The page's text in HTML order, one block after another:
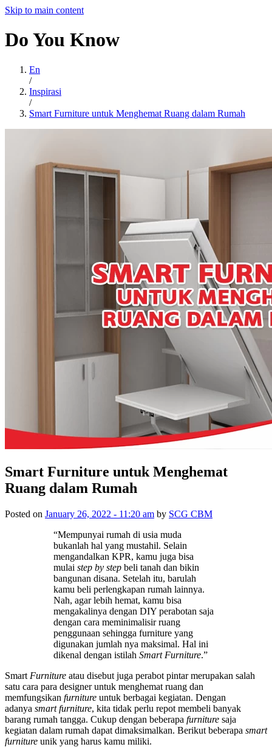
Skip to main content
Do You Know
En
/
Inspirasi
/
Smart Furniture untuk Menghemat Ruang dalam Rumah
Smart Furniture untuk Menghemat
Ruang dalam Rumah
Posted on January 26, 2022 - 11:20 am by SCG CBM
“Mempunyai rumah di usia muda
bukanlah hal yang mustahil. Selain
mengandalkan KPR, kamu juga bisa
mulai step by step beli tanah dan bikin
bangunan disana. Setelah itu, barulah
kamu beli perlengkapan rumah lainnya.
Nah, agar lebih hemat, kamu bisa
mengakalinya dengan DIY perabotan saja
dengan cara meminimalisir ruang
penggunaan sehingga furniture yang
digunakan jumlah nya maksimal. Hal ini
dikenal dengan istilah Smart Furniture.”
Smart Furniture atau disebut juga perabot pintar merupakan salah
satu cara para designer untuk menghemat ruang dan
memfungsikan furniture untuk berbagai kegiatan. Dengan
adanya smart furniture, kita tidak perlu repot membeli banyak
barang rumah tangga. Cukup dengan beberapa furniture saja
kegiatan dalam rumah dapat dimaksimalkan. Berikut beberapa smart
furniture unik yang harus kamu miliki.